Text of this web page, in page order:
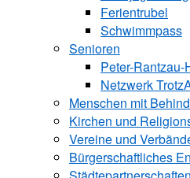
Ferientrubel
Schwimmpass
Senioren
Peter-Rantzau-
Netzwerk
Menschen mit
Kirchen und
Vereine und
Bürgerschaftliches